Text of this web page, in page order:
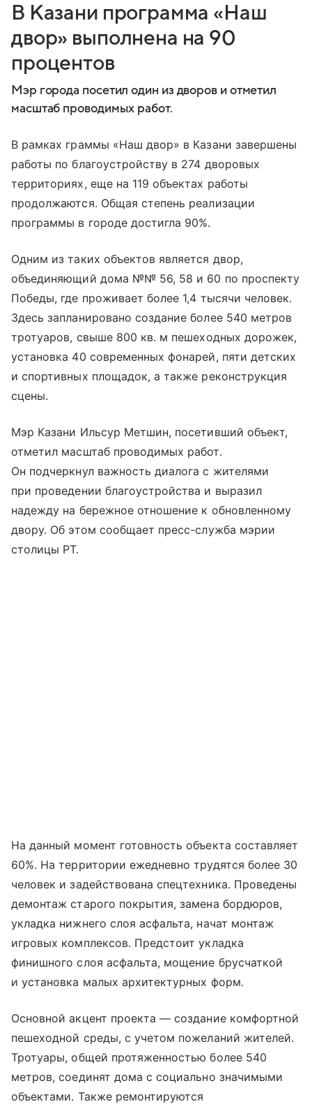
В Казани программа «Наш
двор» выполнена на 90
процентов
Мэр города посетил один из дворов и отметил
масштаб проводимых работ.
В рамках граммы «Наш двор» в Казани завершены
работы по благоустройству в 274 дворовых
территориях, еще на 119 объектах работы
продолжаются. Общая степень реализации
программы в городе достигла 90%.
Одним из таких объектов является двор,
объединяющий дома №№ 56, 58 и 60 по проспекту
Победы, где проживает более 1,4 тысячи человек.
Здесь запланировано создание более 540 метров
тротуаров, свыше 800 кв. м пешеходных дорожек,
установка 40 современных фонарей, пяти детских
и спортивных площадок, а также реконструкция
сцены.
Мэр Казани Ильсур Метшин, посетивший объект,
отметил масштаб проводимых работ.
Он подчеркнул важность диалога с жителями
при проведении благоустройства и выразил
надежду на бережное отношение к обновленному
двору. Об этом сообщает пресс-служба мэрии
столицы РТ.
На данный момент готовность объекта составляет
60%. На территории ежедневно трудятся более 30
человек и задействована спецтехника. Проведены
демонтаж старого покрытия, замена бордюров,
укладка нижнего слоя асфальта, начат монтаж
игровых комплексов. Предстоит укладка
финишного слоя асфальта, мощение брусчаткой
и установка малых архитектурных форм.
Основной акцент проекта — создание комфортной
пешеходной среды, с учетом пожеланий жителей.
Тротуары, общей протяженностью более 540
метров, соединят дома с социально значимыми
объектами. Также ремонтируются